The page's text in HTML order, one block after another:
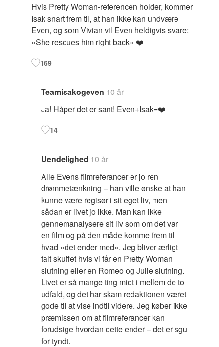
Hvis Pretty Woman-referencen holder, kommer
Isak snart frem til, at han ikke kan undvære
Even, og som Vivian vil Even heldigvis svare:
«She rescues him right back» ❤️
169
Teamisakogeven 10 år
Ja! Håper det er sant! Even+Isak=❤️
14
Uendelighed 10 år
Alle Evens filmreferancer er jo ren
drømmetænkning – han ville ønske at han
kunne være regisør i sit eget liv, men
sådan er livet jo ikke. Man kan ikke
gennemanalysere sit liv som om det var
en film og på den måde komme frem til
hvad «det ender med». Jeg bliver ærligt
talt skuffet hvis vi får en Pretty Woman
slutning eller en Romeo og Julie slutning.
Livet er så mange ting midt i mellem de to
udfald, og det har skam redaktionen været
gode til at vise indtil videre. Jeg køber ikke
præmissen om at filmreferancer kan
forudsige hvordan dette ender – det er sgu
for tyndt.